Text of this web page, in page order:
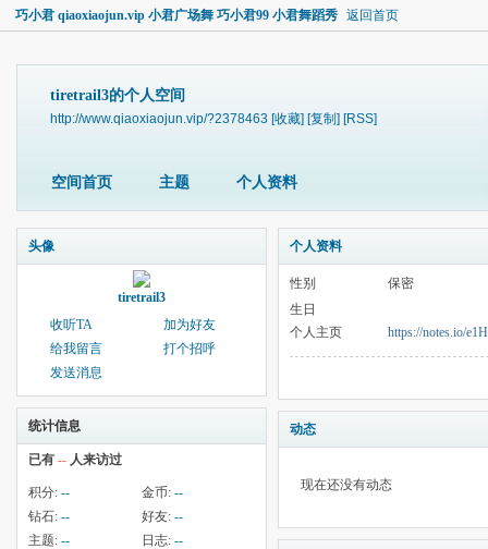
巧小君 qiaoxiaojun.vip 小君广场舞 巧小君99 小君舞蹈秀 返回首页
tiretrail3的个人空间
http://www.qiaoxiaojun.vip/?2378463 [收藏] [复制] [RSS]
空间首页 主题 个人资料
头像
tiretrail3
收听TA
加为好友
给我留言
打个招呼
发送消息
统计信息
已有 -- 人来访过
积分: -- 金币: --
钻石: -- 好友: --
主题: -- 日志: --
个人资料
性别
保密
生日
个人主页
https://notes.io/
动态
现在还没有动态